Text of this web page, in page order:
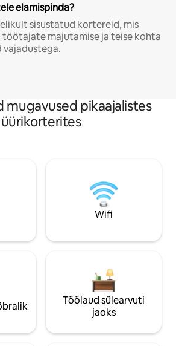
elamispinda?
sisustatud kortereid, mis
majutamise ja teise kohta
vajadustega.
mugavused pikaajalistes
üürikorterites
Wifi
Töölaud sülearvuti
jaoks